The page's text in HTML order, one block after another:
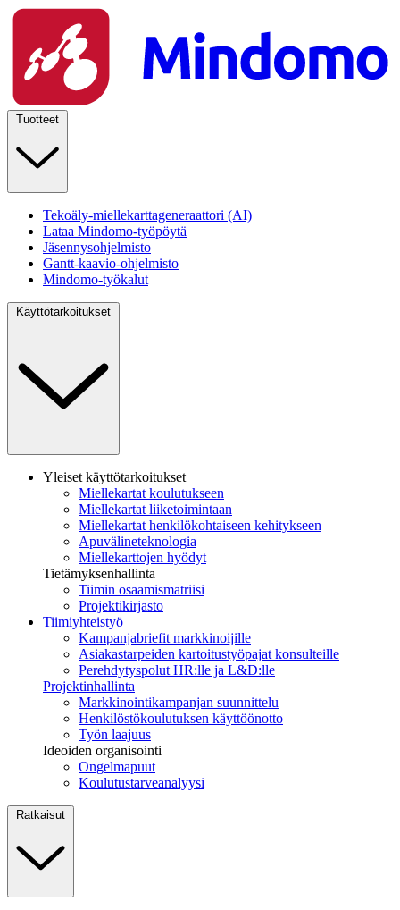
Tuotteet
Tekoäly-miellekarttageneraattori (AI)
Lataa Mindomo-työpöytä
Jäsennysohjelmisto
Gantt-kaavio-ohjelmisto
Mindomo-työkalut
Käyttötarkoitukset
Yleiset käyttötarkoitukset
Miellekartat koulutukseen
Miellekartat liiketoimintaan
Miellekartat henkilökohtaiseen kehitykseen
Apuvälineteknologia
Miellekarttojen hyödyt
Tietämyksenhallinta
Tiimin osaamismatriisi
Projektikirjasto
Tiimiyhteistyö
Kampanjabriefit markkinoijille
Asiakastarpeiden kartoitustyöpajat konsulteille
Perehdytyspolut HR:lle ja L&D:lle
Projektinhallinta
Markkinointikampanjan suunnittelu
Henkilöstökoulutuksen käyttöönotto
Työn laajuus
Ideoiden organisointi
Ongelmapuut
Koulutustarveanalyysi
Ratkaisut